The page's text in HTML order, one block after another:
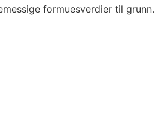
formuesverdier til grunn.